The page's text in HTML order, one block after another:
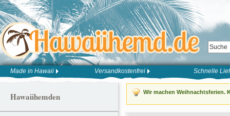
Made in Hawaii Versandkostenfrei Schnelle
Wir machen Weihnachtsferien.
Hawaiihemden